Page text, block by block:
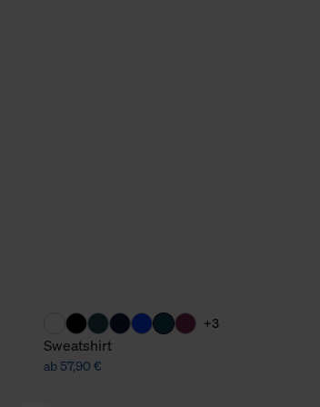
+3
Sweatshirt
ab 57,90 €